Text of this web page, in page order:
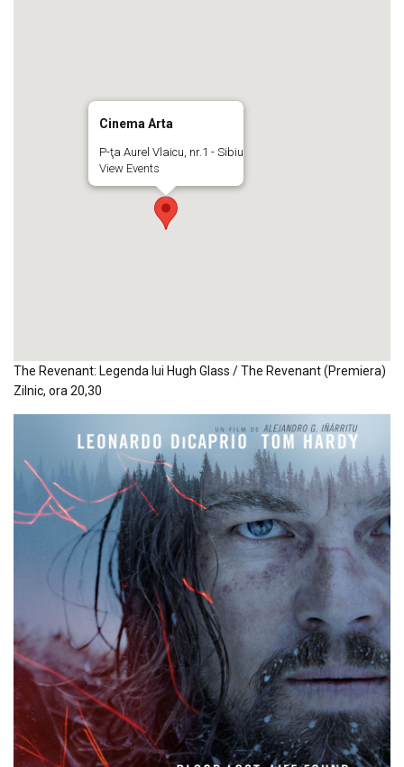
Cinema Arta
P-ţa Aurel Vlaicu, nr.1 - Sibiu
View Events
The Revenant: Legenda lui Hugh Glass / The Revenant (Premiera)
Zilnic, ora 20,30